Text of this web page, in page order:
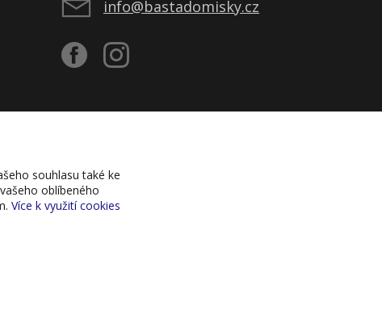
info@bastadomisky.cz
souhlasu také ke
oblíbeného
Více k využití cookies